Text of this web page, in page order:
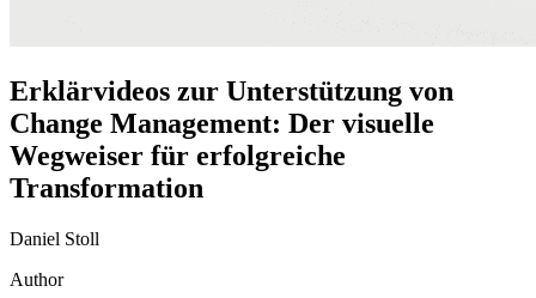
Erklärvideos zur Unterstützung von
Change Management: Der visuelle
Wegweiser für erfolgreiche
Transformation
Daniel Stoll
Author